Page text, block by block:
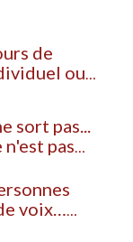
de
ou
sort pas...
pas
voix…